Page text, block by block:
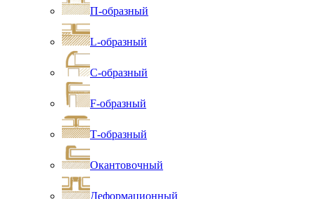
П-образный
L-образный
С-образный
F-образный
Т-образный
Окантовочный
Деформационный